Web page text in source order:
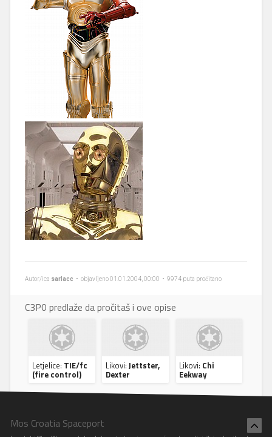
Autor/ica sarlacc • objavljeno 01.01.2004, 00:00 • 9974 puta pročitano
C3P0 predlaže da pročitaš i ove opise
Letjelice: TIE/fc
(fire control)
Likovi: Jettster,
Dexter
Likovi: Chi
Eekway
Mos Croatia Spaceport